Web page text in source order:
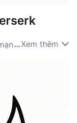
mẽ và đầy ý
mình, phản ánh
tượng của
...Xem thêm